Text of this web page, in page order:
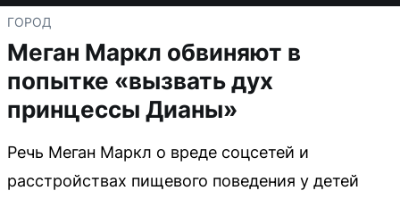
ГОРОД
Меган Маркл обвиняют в
попытке «вызвать дух
принцессы Дианы»
Речь Меган Маркл о вреде соцсетей и
расстройствах пищевого поведения у детей